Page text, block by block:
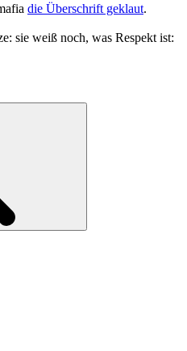
die Überschrift geklaut.
sie weiß noch, was Respekt ist: